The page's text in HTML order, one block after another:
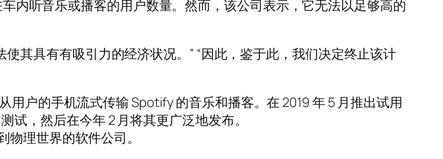
内听音乐或播客的用户数量。然而，该公司表示，它无法以足够高的
其具有有吸引力的经济状况。” “因此，鉴于此，我们决定终止该计
户的手机流式传输 Spotify 的音乐和播客。在 2019 年 5 月推出试用
试，然后在今年 2 月将其更广泛地发布。
理世界的软件公司。